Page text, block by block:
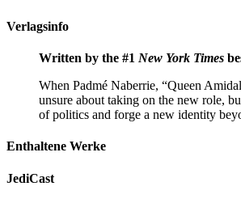
Verlagsinfo
Written by the #1 New York Times
When Padmé Naberrie, “Queen
unsure about taking on the new role,
of politics and forge a new identity
Enthaltene Werke
JediCast